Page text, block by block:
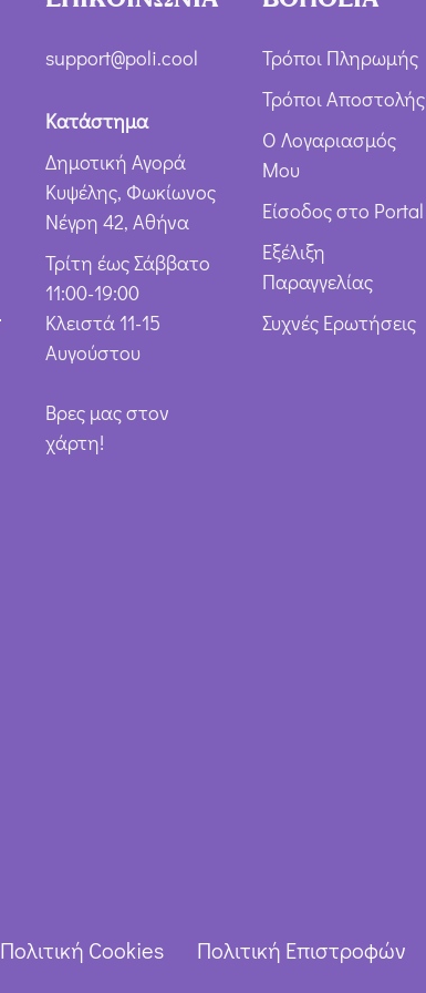
ρ
support@poli.cool
Κατάστημα
Δημοτική Αγορά
Κυψέλης, Φωκίωνος
Νέγρη 42, Αθήνα
Τρίτη έως Σάββατο
11:00-19:00
Κλειστά 11-15
Αυγούστου
Βρες μας στον
χάρτη!
Τρόποι Πληρωμής
Τρόποι Αποστολής
Ο Λογαριασμός
Μου
Είσοδος στο Portal
Εξέλιξη
Παραγγελίας
Συχνές Ερωτήσεις
Πολιτική Cookies
Πολιτική Επιστροφών